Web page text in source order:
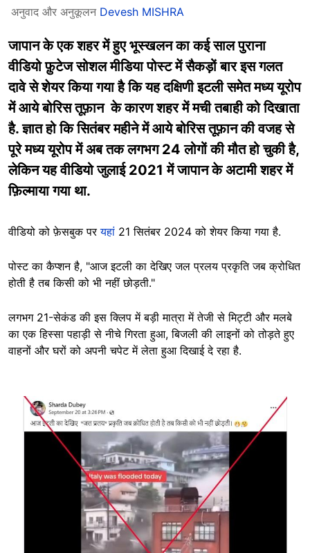
अनुवाद और अनुकूलन Devesh MISHRA
जापान के एक शहर में हुए भूस्खलन का कई साल पुराना
वीडियो फ़ुटेज सोशल मीडिया पोस्ट में सैकड़ों बार इस गलत
दावे से शेयर किया गया है कि यह दक्षिणी इटली समेत मध्य यूरोप
में आये बोरिस तूफ़ान के कारण शहर में मची तबाही को दिखाता
है. ज्ञात हो कि सितंबर महीने में आये बोरिस तूफ़ान की वजह से
पूरे मध्य यूरोप में अब तक लगभग 24 लोगों की मौत हो चुकी है,
लेकिन यह वीडियो जुलाई 2021 में जापान के अटामी शहर में
फ़िल्माया गया था.
वीडियो को फ़ेसबुक परयहां 21 सितंबर 2024 को शेयर किया गया है.
पोस्ट का कैप्शन है, "आज इटली का देखिए जल प्रलय प्रकृति जब क्रोधित
होती है तब किसी को भी नहीं छोड़ती."
लगभग 21-सेकंड की इस क्लिप में बड़ी मात्रा में तेजी से मिट्टी और मलबे
का एक हिस्सा पहाड़ी से नीचे गिरता हुआ, बिजली की लाइनों को तोड़ते हुए
वाहनों और घरों को अपनी चपेट में लेता हुआ दिखाई दे रहा है.
Image